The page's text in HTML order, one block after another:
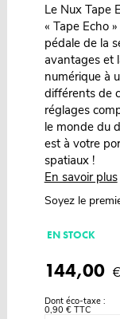
Le Nux Tape
« Tape Echo
pédale de la
avantages et
numérique à
différents de
réglages
le monde du
est à votre
spatiaux !
En savoir plus
Soyez le
EN STOCK
144,00 €
Dont éco-taxe :
0,90 € TTC